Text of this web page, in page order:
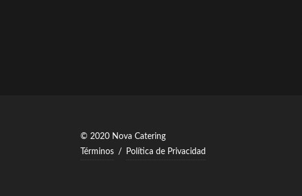
© 2020 Nova Catering
Términos /
Política de Privacidad